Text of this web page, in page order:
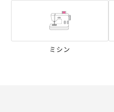
ミシン